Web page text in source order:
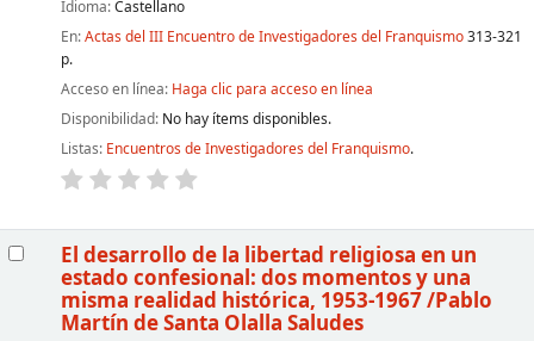
Idioma:Castellano
En:Actas del III Encuentro de Investigadores del Franquismo313-321
p.
Acceso en línea: Haga clic para acceso en línea
Disponibilidad: No hay ítems disponibles.
Listas: Encuentros de Investigadores del Franquismo.
El desarrollo de la libertad religiosa en un
estado confesional: dos momentos y una
misma realidad histórica, 1953-1967/Pablo
Martín de Santa Olalla Saludes